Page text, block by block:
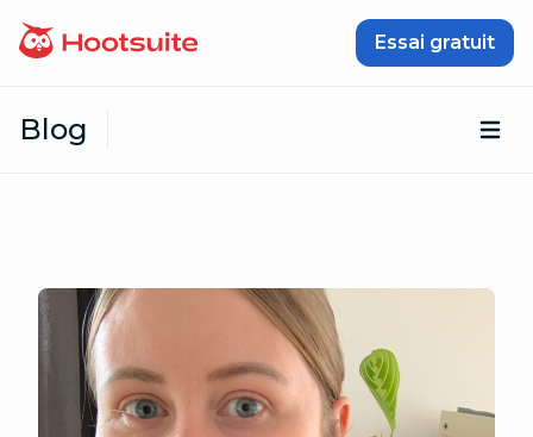
Essai gratuit
Blog